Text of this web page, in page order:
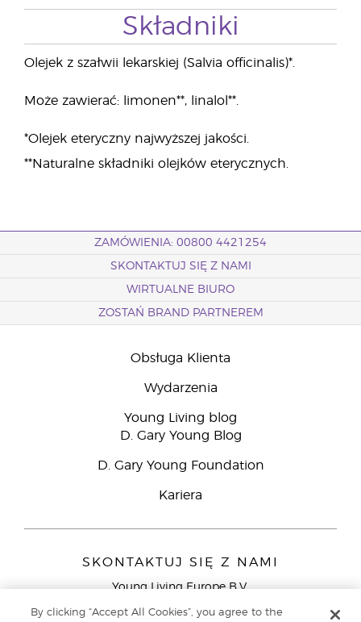
Składniki
Olejek z szałwii lekarskiej (Salvia officinalis)*.
Może zawierać: limonen**, linalol**.
*Olejek eteryczny najwyższej jakości.
**Naturalne składniki olejków eterycznych.
ZAMÓWIENIA: 00800 4421254
SKONTAKTUJ SIĘ Z NAMI
WIRTUALNE BIURO
ZOSTAŃ BRAND PARTNEREM
Obsługa Klienta
Wydarzenia
Young Living blog
D. Gary Young Blog
D. Gary Young Foundation
Kariera
SKONTAKTUJ SIĘ Z NAMI
Young Living Europe B.V.
9727 AJ Groningen
By clicking “Accept All Cookies”, you agree to the